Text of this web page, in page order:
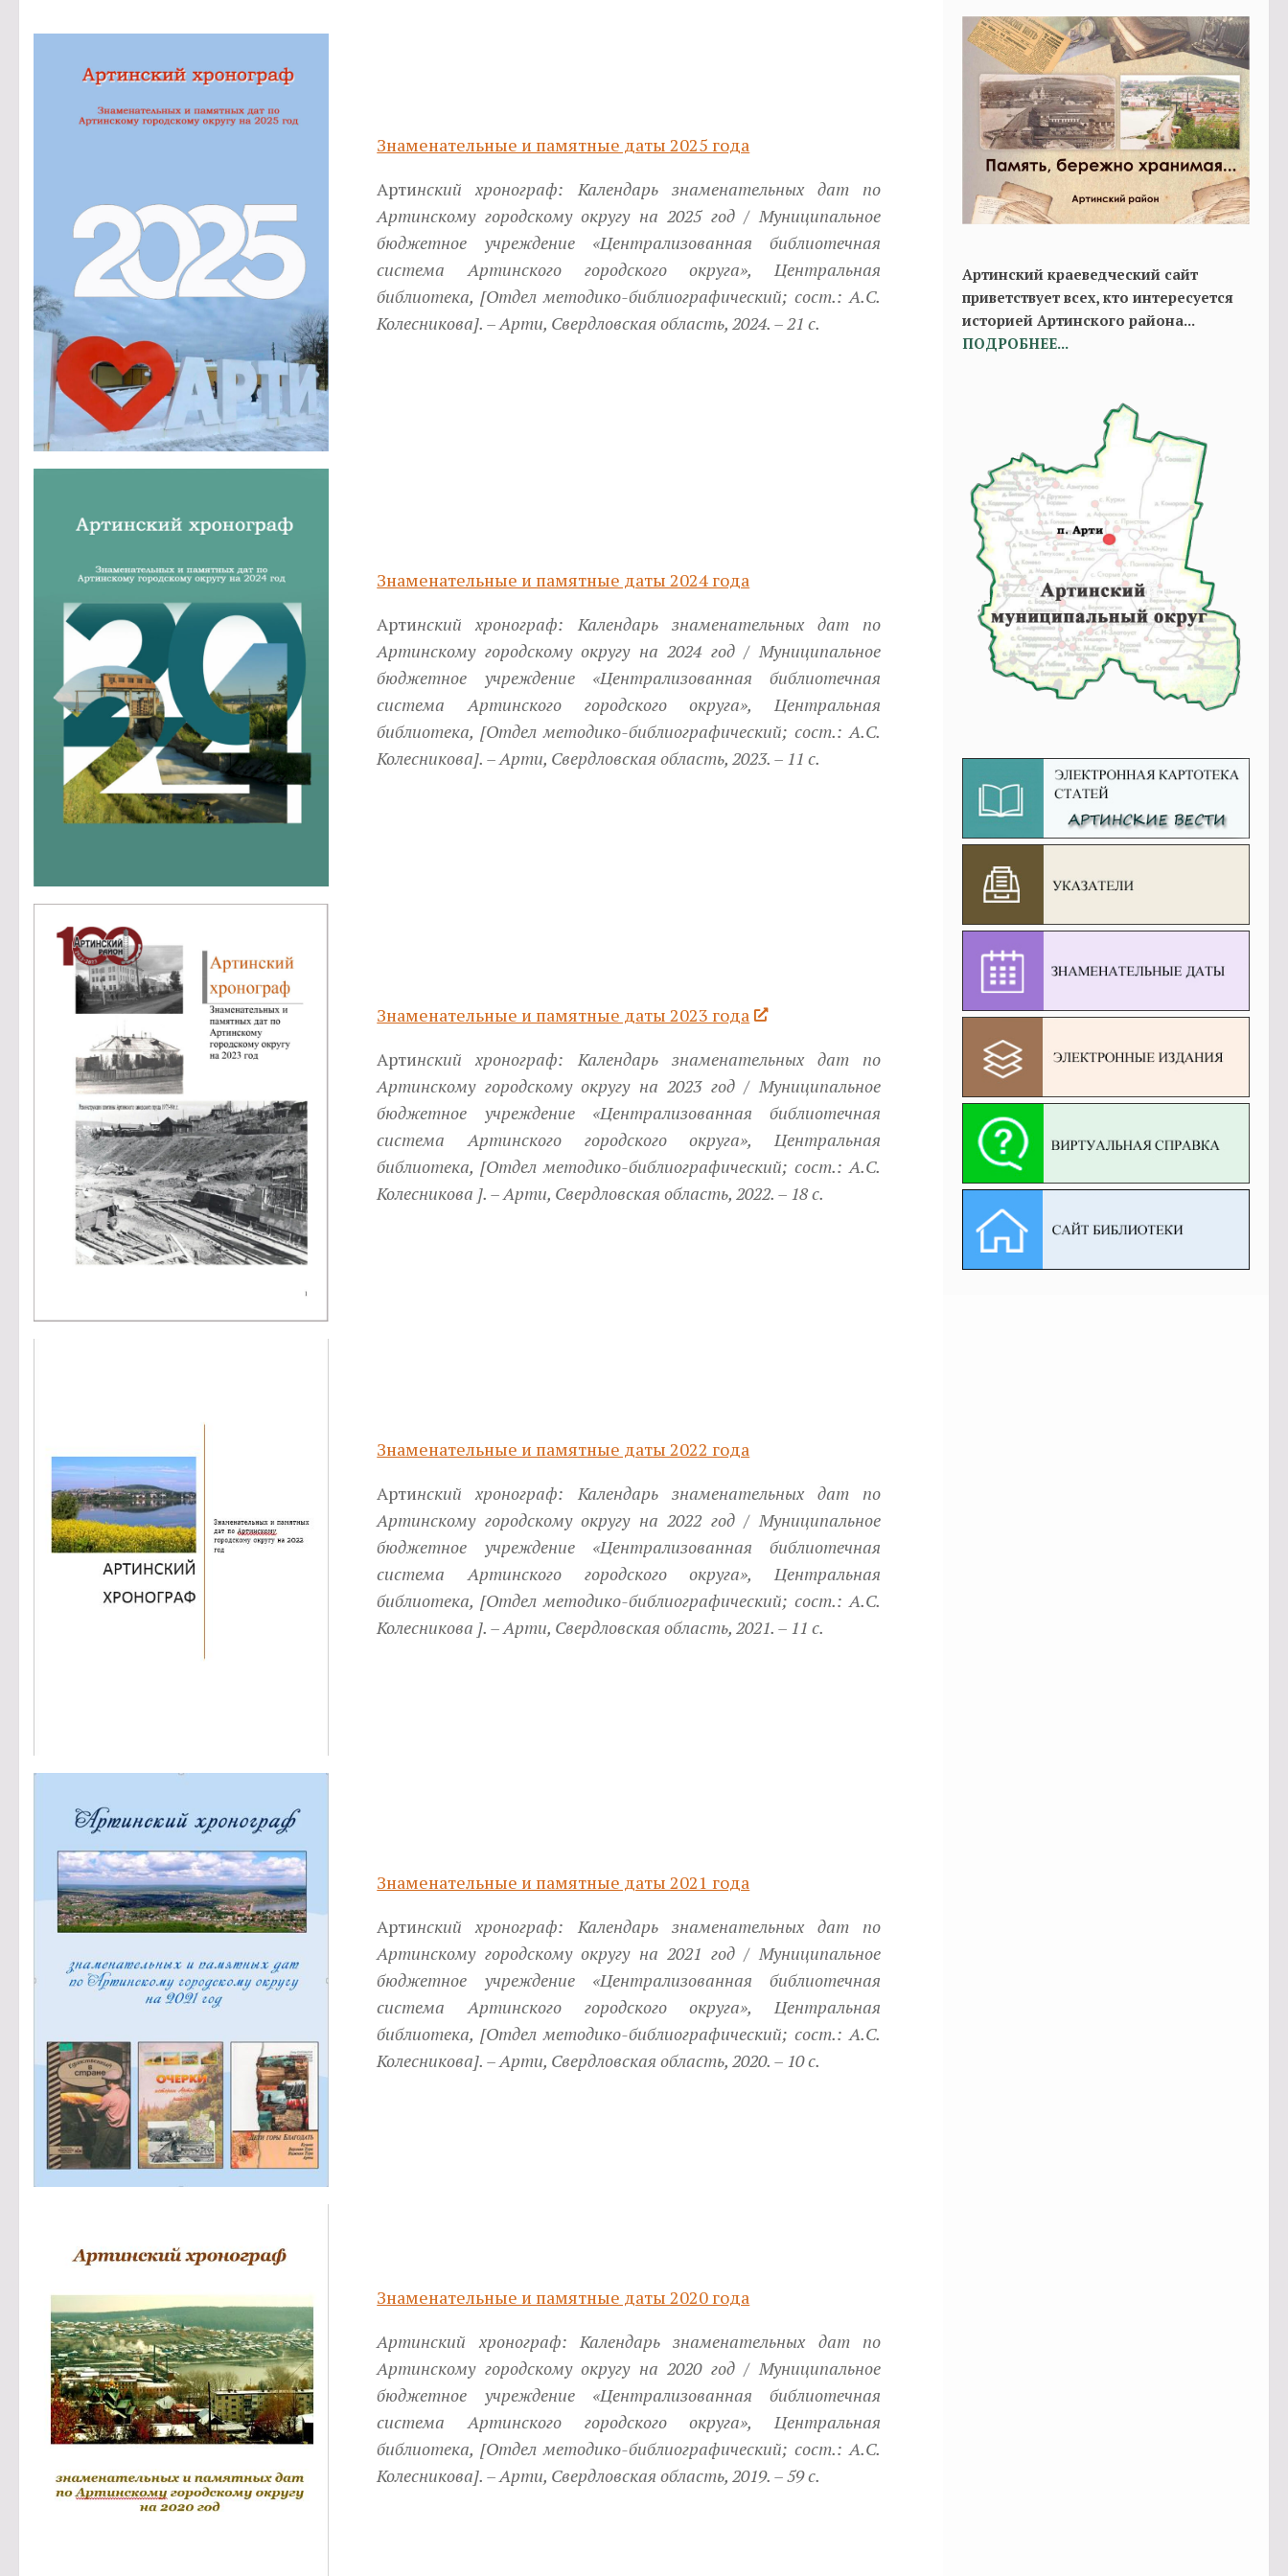
Знаменательные и памятные даты 2025 года
Артинский хронограф: Календарь знаменательных дат по
Артинскому городскому округу на 2025 год / Муниципальное
бюджетное учреждение «Централизованная библиотечная
система Артинского городского округа», Центральная
библиотека, [Отдел методико-библиографический; сост.: А.С.
Колесникова]. – Арти, Свердловская область, 2024. – 21 с.
Знаменательные и памятные даты 2024 года
Артинский хронограф: Календарь знаменательных дат по
Артинскому городскому округу на 2024 год / Муниципальное
бюджетное учреждение «Централизованная библиотечная
система Артинского городского округа», Центральная
библиотека, [Отдел методико-библиографический; сост.: А.С.
Колесникова]. – Арти, Свердловская область, 2023. – 11 с.
Знаменательные и памятные даты 2023 года
Артинский хронограф: Календарь знаменательных дат по
Артинскому городскому округу на 2023 год / Муниципальное
бюджетное учреждение «Централизованная библиотечная
система Артинского городского округа», Центральная
библиотека, [Отдел методико-библиографический; сост.: А.С.
Колесникова ]. – Арти, Свердловская область, 2022. – 18 с.
Знаменательные и памятные даты 2022 года
Артинский хронограф: Календарь знаменательных дат по
Артинскому городскому округу на 2022 год / Муниципальное
бюджетное учреждение «Централизованная библиотечная
система Артинского городского округа», Центральная
библиотека, [Отдел методико-библиографический; сост.: А.С.
Колесникова ]. – Арти, Свердловская область, 2021. – 11 с.
Знаменательные и памятные даты 2021 года
Артинский хронограф: Календарь знаменательных дат по
Артинскому городскому округу на 2021 год / Муниципальное
бюджетное учреждение «Централизованная библиотечная
система Артинского городского округа», Центральная
библиотека, [Отдел методико-библиографический; сост.: А.С.
Колесникова]. – Арти, Свердловская область, 2020. – 10 с.
Знаменательные и памятные даты 2020 года
Артинский хронограф: Календарь знаменательных дат по
Артинскому городскому округу на 2020 год / Муниципальное
бюджетное учреждение «Централизованная библиотечная
система Артинского городского округа», Центральная
библиотека, [Отдел методико-библиографический; сост.: А.С.
Колесникова]. – Арти, Свердловская область, 2019. – 59 с.
Артинский краеведческий сайт
приветствует всех, кто интересуется
историей Артинского района...
ПОДРОБНЕЕ...